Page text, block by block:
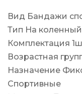
Вид Бандажи
Тип На коленный
Комплектация
Возрастная
Назначение
Спортивные